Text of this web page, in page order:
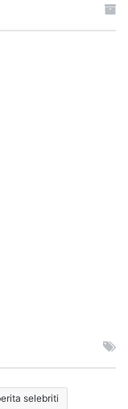
selebriti